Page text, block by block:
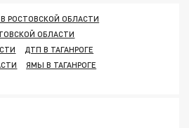
РОСТОВСКОЙ ОБЛАСТИ
ОБЛАСТИ
ДТП В ТАГАНРОГЕ
ЯМЫ В ТАГАНРОГЕ